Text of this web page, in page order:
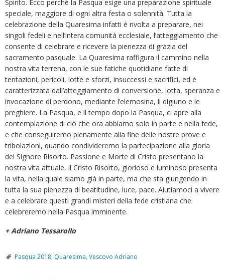
Spirito. Ecco perché la Pasqua esige una preparazione spirituale
speciale, maggiore di ogni altra festa o solennità. Tutta la
celebrazione della Quaresima infatti è rivolta a preparare, nei
singoli fedeli e nell’intera comunità ecclesiale, l’atteggiamento che
consente di celebrare e ricevere la pienezza di grazia del
sacramento pasquale. La Quaresima raffigura il cammino nella
nostra vita terrena, con le sue fatiche quotidiane fatte di
tentazioni, pericoli, lotte e sforzi, insuccessi e sacrifici, ed è
caratterizzata dall’atteggiamento di conversione, lotta, speranza e
invocazione di perdono, mediante l’elemosina, il digiuno e le
preghiere. La Pasqua, e il tempo dopo la Pasqua, ci apre alla
contemplazione di ciò che ora abbiamo solo in parte e nella fede,
e che conseguiremo pienamente alla fine delle nostre prove e
tribolazioni, quando condivideremo la partecipazione alla gloria
del Signore Risorto. Passione e Morte di Cristo presentano la
nostra vita attuale, il Cristo Risorto, glorioso e luminoso presenta
la vita, nella quale siamo già in parte, ma che sta giungendo in
tutta la sua pienezza di beatitudine, luce, pace. Aiutiamoci a vivere
e a celebrare questi grandi misteri della fede cristiana che
celebreremo nella Pasqua imminente.
+ Adriano Tessarollo
Pasqua 2018, Quaresima, Vescovo Adriano